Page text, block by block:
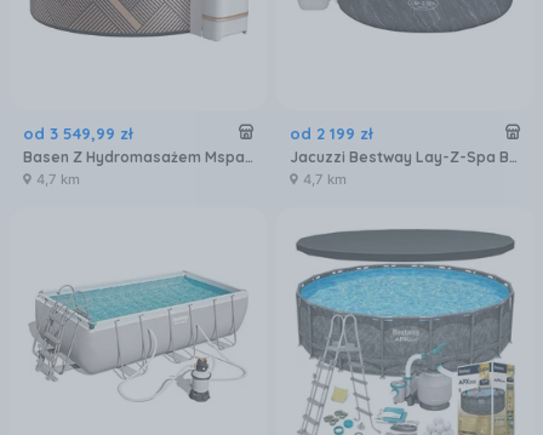
od 3 549,99 zł
Basen Z Hydromasażem Mspa 6 Osób Spa 2023 (5D47C25F868F4958A083E2FF6AAC4B5E)
4,7 km
od 2 199 zł
Jacuzzi Bestway Lay-Z-Spa Boracay 60175 180x66cm
4,7 km